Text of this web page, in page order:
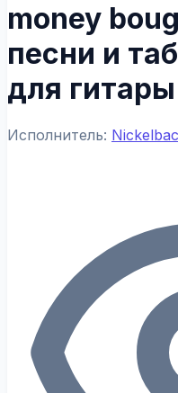
money
песни и
для
Исполнитель: